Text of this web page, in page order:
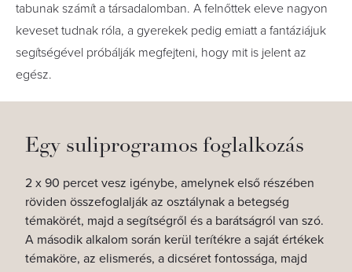
tabunak számít a társadalomban. A felnőttek eleve nagyon
keveset tudnak róla, a gyerekek pedig emiatt a fantáziájuk
segítségével próbálják megfejteni, hogy mit is jelent az
egész.
Egy suliprogramos foglalkozás
2 x 90 percet vesz igénybe, amelynek első részében
röviden összefoglalják az osztálynak a betegség
témakörét, majd a segítségről és a barátságról van szó.
A második alkalom során kerül terítékre a saját értékek
témaköre, az elismerés, a dicséret fontossága, majd